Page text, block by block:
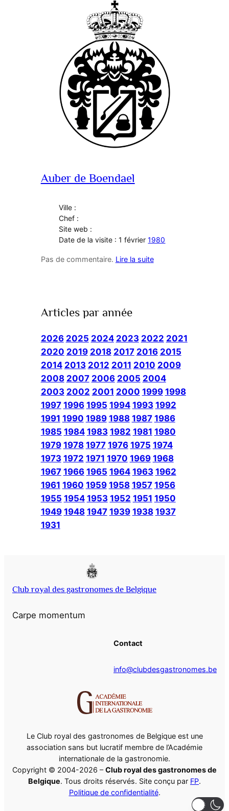
Auber de Boendael
Ville :
Chef :
Site web :
Date de la visite : 1 février1980
Pas de commentaire. Lire la suite
Articles par année
2026 2025 2024 2023 2022 2021
2020 2019 2018 2017 2016 2015
2014 2013 2012 2011 2010 2009
2008 2007 2006 2005 2004
2003 2002 2001 2000 1999 1998
1997 1996 1995 1994 1993 1992
1991 1990 1989 1988 1987 1986
1985 1984 1983 1982 1981 1980
1979 1978 1977 1976 1975 1974
1973 1972 1971 1970 1969 1968
1967 1966 1965 1964 1963 1962
1961 1960 1959 1958 1957 1956
1955 1954 1953 1952 1951 1950
1949 1948 1947 1939 1938 1937
1931
Club royal des gastronomes de Belgique
Carpe momentum
Contact
info@clubdesgastronomes.be
Le Club royal des gastronomes de Belgique est une
association sans but lucratif membre de l’Académie
internationale de la gastronomie.
Copyright © 2004-2026 –Club royal des gastronomes de
Belgique. Tous droits réservés. Site conçu par FP.
Politique de confidentialité.